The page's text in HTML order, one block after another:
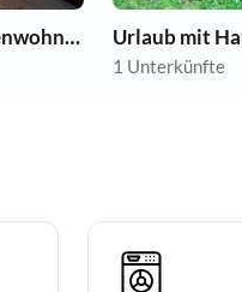
Günstige Ferienwohnungen Urlaub mit
1 Unterkünfte